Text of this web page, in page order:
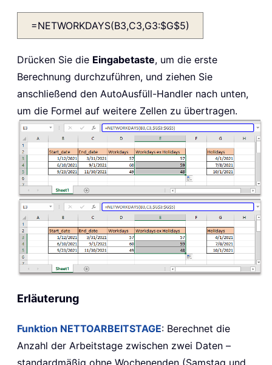
=NETWORKDAYS(B3,C3,G3:$G$5)
Drücken Sie die Eingabetaste, um die erste
Berechnung durchzuführen, und ziehen Sie
anschließend den AutoAusfüll-Handler nach unten,
um die Formel auf weitere Zellen zu übertragen.
Erläuterung
Funktion NETTOARBEITSTAGE: Berechnet die
Anzahl der Arbeitstage zwischen zwei Daten –